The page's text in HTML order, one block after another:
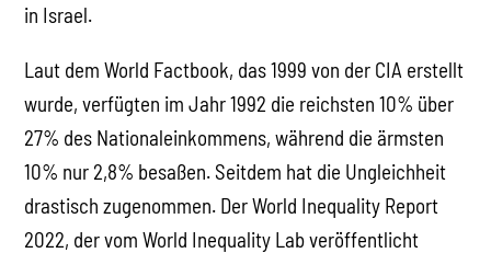
in Israel.
Laut dem World Factbook, das 1999 von der CIA erstellt
wurde, verfügten im Jahr 1992 die reichsten 10% über
27% des Nationaleinkommens, während die ärmsten
10% nur 2,8% besaßen. Seitdem hat die Ungleichheit
drastisch zugenommen. Der World Inequality Report
2022, der vom World Inequality Lab veröffentlicht